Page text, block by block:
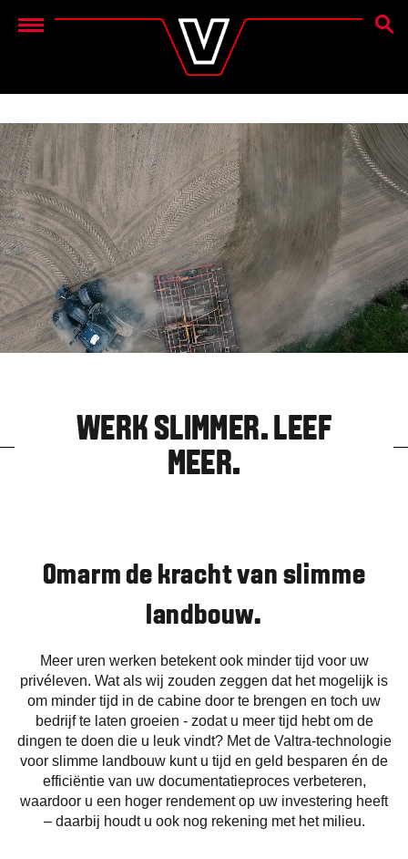
Menu
ZOEK
WERK SLIMMER. LEEF
MEER.
Omarm de kracht van slimme
landbouw.
Meer uren werken betekent ook minder tijd voor uw
privéleven. Wat als wij zouden zeggen dat het mogelijk is
om minder tijd in de cabine door te brengen en toch uw
bedrijf te laten groeien - zodat u meer tijd hebt om de
dingen te doen die u leuk vindt? Met de Valtra-technologie
voor slimme landbouw kunt u tijd en geld besparen én de
efficiëntie van uw documentatieproces verbeteren,
waardoor u een hoger rendement op uw investering heeft
– daarbij houdt u ook nog rekening met het milieu.